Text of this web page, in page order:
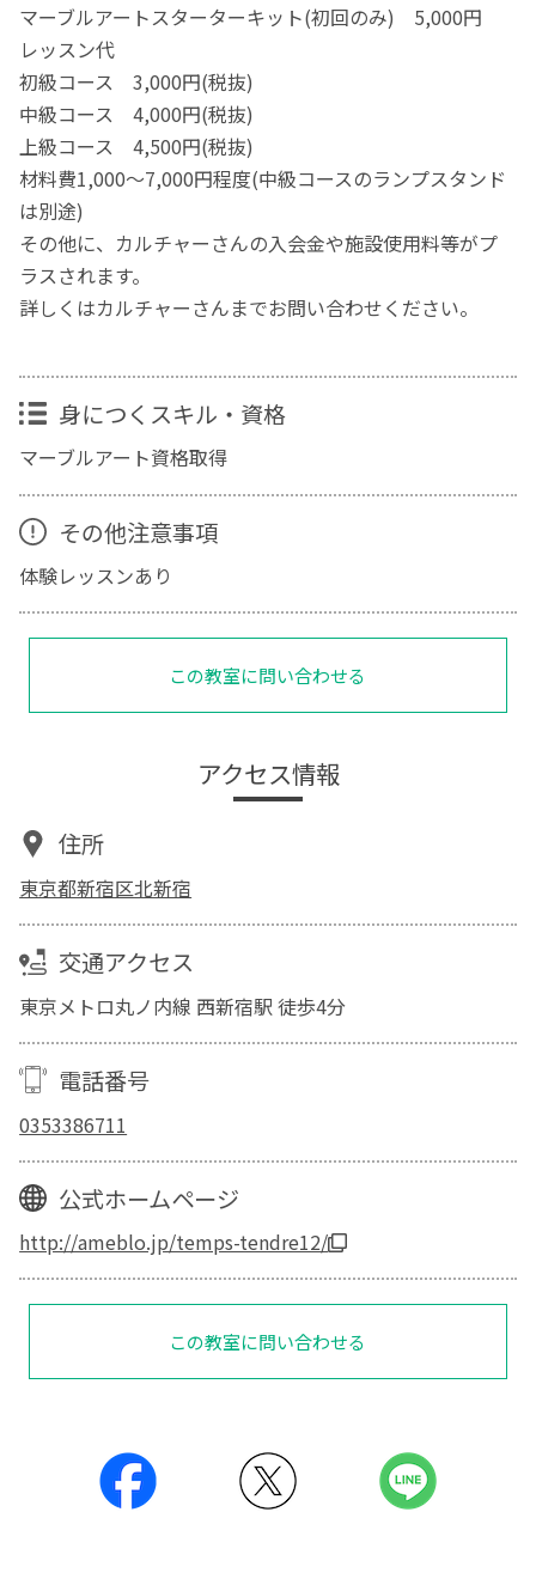
マーブルアートスターターキット(初回のみ) 5,000円
レッスン代
初級コース 3,000円(税抜)
中級コース 4,000円(税抜)
上級コース 4,500円(税抜)
材料費1,000～7,000円程度(中級コースのランプスタンド
は別途)
その他に、カルチャーさんの入会金や施設使用料等がプ
ラスされます。
詳しくはカルチャーさんまでお問い合わせください。
身につくスキル・資格
マーブルアート資格取得
その他注意事項
体験レッスンあり
この教室に問い合わせる
アクセス情報
住所
東京都新宿区北新宿
交通アクセス
東京メトロ丸ノ内線 西新宿駅 徒歩4分
電話番号
0353386711
公式ホームページ
http://ameblo.jp/temps-tendre12/
この教室に問い合わせる